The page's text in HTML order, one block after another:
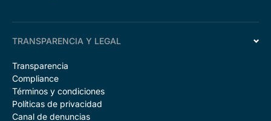
TRANSPARENCIA Y LEGAL
Transparencia
Compliance
Términos y condiciones
Políticas de privacidad
Canal de denuncias